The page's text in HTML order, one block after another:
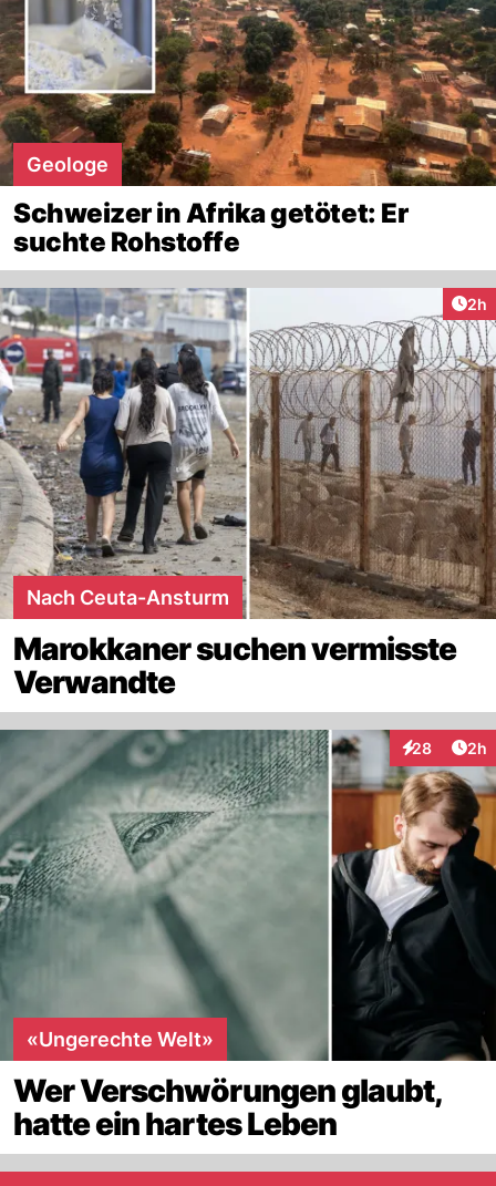
Geologe
Schweizer in Afrika getötet: Er
suchte Rohstoffe
2h
Nach Ceuta-Ansturm
Marokkaner suchen vermisste
Verwandte
28
Interaktionen
2h
«Ungerechte Welt»
Wer Verschwörungen glaubt,
hatte ein hartes Leben